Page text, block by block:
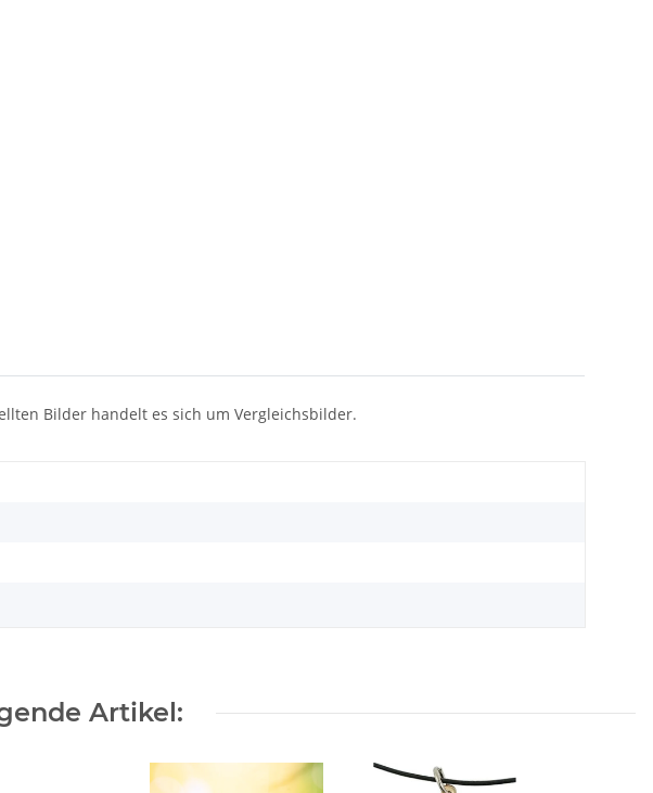
Bilder handelt es sich um Vergleichsbilder.
Artikel: